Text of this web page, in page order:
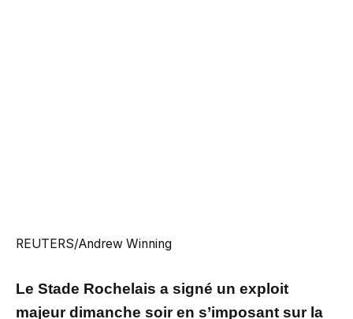
REUTERS/Andrew Winning
Le Stade Rochelais a signé un exploit
majeur dimanche soir en s’imposant sur la